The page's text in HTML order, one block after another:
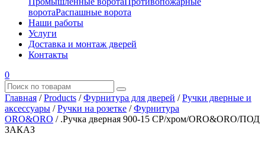
воротаРаспашные ворота
Наши работы
Услуги
Доставка и монтаж дверей
Контакты
0
Главная /Products /Фурнитура для дверей /Ручки дверные и
аксессуары /Ручки на розетке /Фурнитура
ORO&ORO / .Ручка дверная 900-15 CP/хром/ORO&ORO/ПОД
ЗАКАЗ